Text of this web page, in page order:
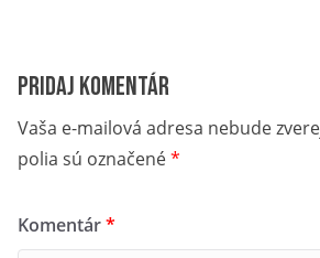
Pridaj komentár
Vaša e-mailová adresa nebude
polia sú označené*
Komentár*